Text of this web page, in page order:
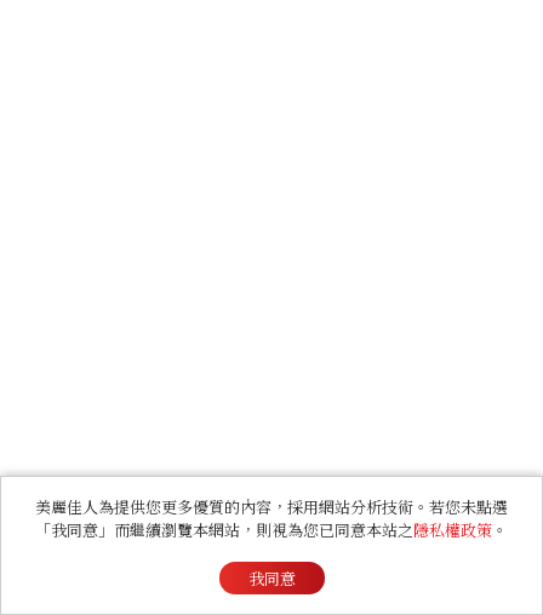
美麗佳人為提供您更多優質的內容，採用網站分析技術。若您未點選
「我同意」而繼續瀏覽本網站，則視為您已同意本站之隱私權政策 。
我同意